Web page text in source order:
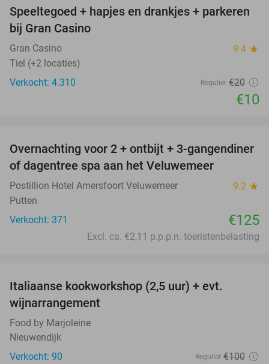
50%
Speeltegoed + hapjes en drankjes + parkeren
bij Gran Casino
Gran Casino 9.4 star
Tiel (+2 locaties)
Verkocht: 4.310
Regulier €20
€10
Overnachting voor 2 + ontbijt + 3-gangendiner
of dagentree spa aan het Veluwemeer
Postillion Hotel Amersfoort Veluwemeer 9.2 star
Putten
Verkocht: 371
€125
Excl. ca. €2,11 p.p.p.n. toeristenbelasting
Italiaanse kookworkshop (2,5 uur) + evt.
wijnarrangement
Food by Marjoleine
Nieuwendijk
Verkocht: 90
Regulier €100